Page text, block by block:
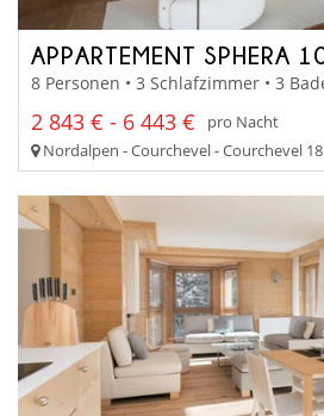
APPARTEMENT SPHERA
8 Personen • 3 Schlafzimmer • 3
2 843 € - 6 443 €
pro Nacht
Nordalpen - Courchevel - Courchevel